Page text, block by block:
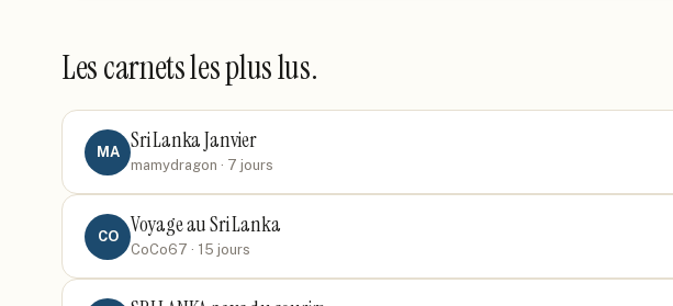
Les carnets les plus lus.
MA Sri Lanka Janvier
mamydragon · 7 jours
CO Voyage au Sri Lanka
CoCo67 · 15 jours